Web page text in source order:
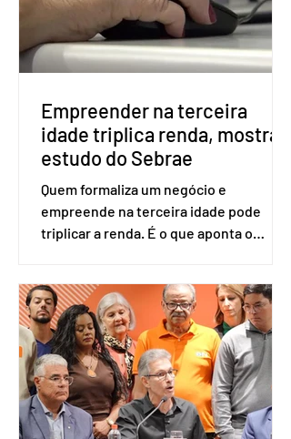
será exigido o documento de
identificação para acesso à urna
eletrônica. Se a urna eletrônica não
reconh
Empreender na terceira
idade triplica renda, mostra
estudo do Sebrae
Quem formaliza um negócio e
empreende na terceira idade pode
triplicar a renda. É o que aponta o
Amostra de Domicílio (PNAD Contínua),
do Serviço Brasileiro de Apoio às Micro
e Pequenas Empresas (Sebrae),
realizado a partir de dados do Instituto
Brasileiro de Geografia e Estatística
(IBGE). O estudo do Sebrae mostra que,
no quarto trimestre de 2025, os